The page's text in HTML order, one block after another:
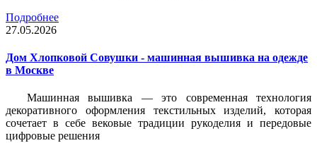
Подробнее
27.05.2026
Дом Хлопковой Совушки - машинная вышивка на одежде
в Москве
Машинная вышивка — это современная технология
декоративного оформления текстильных изделий, которая
сочетает в себе вековые традиции рукоделия и передовые
цифровые решения